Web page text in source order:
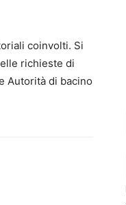
coinvolti. Si
richieste di
Autorità di bacino